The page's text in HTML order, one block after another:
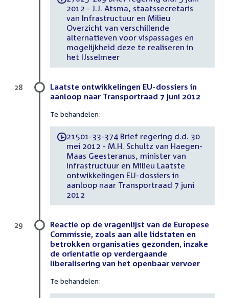
2012 - J.J. Atsma, staatssecretaris
van Infrastructuur en Milieu
Overzicht van verschillende
alternatieven voor vispassages en
mogelijkheid deze te realiseren in
het IJsselmeer
Laatste ontwikkelingen EU-dossiers in
aanloop naar Transportraad 7 juni 2012
Te behandelen:
-21501-33-374 Brief regering d.d. 30
mei 2012 - M.H. Schultz van Haegen-
Maas Geesteranus, minister van
Infrastructuur en Milieu Laatste
ontwikkelingen EU-dossiers in
aanloop naar Transportraad 7 juni
2012
28
Reactie op de vragenlijst van de Europese
Commissie, zoals aan alle lidstaten en
betrokken organisaties gezonden, inzake
de orientatie op verdergaande
liberalisering van het openbaar vervoer
Te behandelen:
29